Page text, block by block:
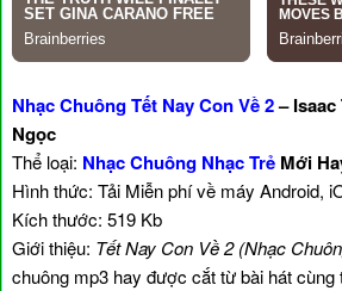
Nhạc Chuông Tết Nay Con Về 2–
Ngọc
Thể loại: Nhạc Chuông Nhạc Trẻ Mới
Hình thức: Tải Miễn phí về máy Android,
Kích thước: 519 Kb
Giới thiệu: Tết Nay Con Về 2 (Nhạc
chuông mp3 hay được cắt từ bài hát